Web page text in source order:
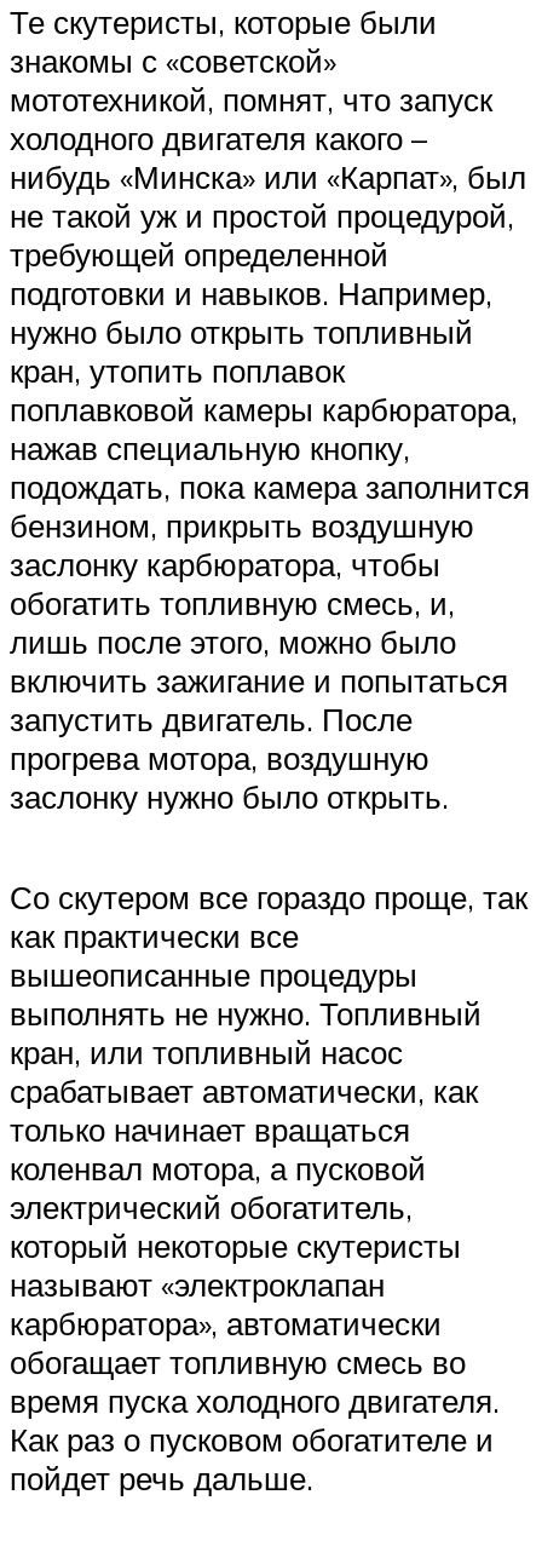
Те скутеристы, которые были
знакомы с «советской»
мототехникой, помнят, что запуск
холодного двигателя какого –
нибудь «Минска» или «Карпат», был
не такой уж и простой процедурой,
требующей определенной
подготовки и навыков. Например,
нужно было открыть топливный
кран, утопить поплавок
поплавковой камеры карбюратора,
нажав специальную кнопку,
подождать, пока камера заполнится
бензином, прикрыть воздушную
заслонку карбюратора, чтобы
обогатить топливную смесь, и,
лишь после этого, можно было
включить зажигание и попытаться
запустить двигатель. После
прогрева мотора, воздушную
заслонку нужно было открыть.
Со скутером все гораздо проще, так
как практически все
вышеописанные процедуры
выполнять не нужно. Топливный
кран, или топливный насос
срабатывает автоматически, как
только начинает вращаться
коленвал мотора, а пусковой
электрический обогатитель,
который некоторые скутеристы
называют «электроклапан
карбюратора», автоматически
обогащает топливную смесь во
время пуска холодного двигателя.
Как раз о пусковом обогатителе и
пойдет речь дальше.